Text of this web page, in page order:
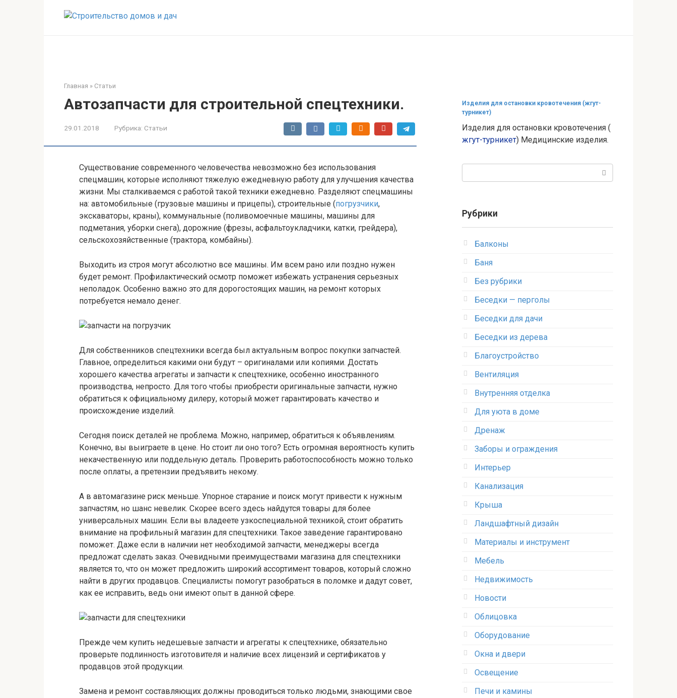
Главная » Статьи
Автозапчасти для строительной спецтехники.
29.01.2018 Рубрика: Статьи
Существование современного человечества невозможно без использования
спецмашин, которые исполняют тяжелую ежедневную работу для улучшения качества
жизни. Мы сталкиваемся с работой такой техники ежедневно. Разделяют спецмашины
на: автомобильные (грузовые машины и прицепы), строительные (погрузчики,
экскаваторы, краны), коммунальные (поливомоечные машины, машины для
подметания, уборки снега), дорожние (фрезы, асфальтоукладчики, катки, грейдера),
сельскохозяйственные (трактора, комбайны).
Выходить из строя могут абсолютно все машины. Им всем рано или поздно нужен
будет ремонт. Профилактический осмотр поможет избежать устранения серьезных
неполадок. Особенно важно это для дорогостоящих машин, на ремонт которых
потребуется немало денег.
Для собственников спецтехники всегда был актуальным вопрос покупки запчастей.
Главное, определиться какими они будут – оригиналами или копиями. Достать
хорошего качества агрегаты и запчасти к спецтехнике, особенно иностранного
производства, непросто. Для того чтобы приобрести оригинальные запчасти, нужно
обратиться к официальному дилеру, который может гарантировать качество и
происхождение изделий.
Сегодня поиск деталей не проблема. Можно, например, обратиться к объявлениям.
Конечно, вы выиграете в цене. Но стоит ли оно того? Есть огромная вероятность купить
некачественную или поддельную деталь. Проверить работоспособность можно только
после оплаты, а претензии предъявить некому.
А в автомагазине риск меньше. Упорное старание и поиск могут привести к нужным
запчастям, но шанс невелик. Скорее всего здесь найдутся товары для более
универсальных машин. Если вы владеете узкоспециальной техникой, стоит обратить
внимание на профильный магазин для спецтехники. Такое заведение гарантировано
поможет. Даже если в наличии нет необходимой запчасти, менеджеры всегда
предложат сделать заказ. Очевидными преимуществами магазина для спецтехники
является то, что он может предложить широкий ассортимент товаров, который сложно
найти в других продавцов. Специалисты помогут разобраться в поломке и дадут совет,
как ее исправить, ведь они имеют опыт в данной сфере.
Прежде чем купить недешевые запчасти и агрегаты к спецтехнике, обязательно
проверьте подлинность изготовителя и наличие всех лицензий и сертификатов у
продавцов этой продукции.
Замена и ремонт составляющих должны проводиться только людьми, знающими свое
Изделия для остановки кровотечения (жгут-
турникет)
Изделия для остановки кровотечения (
жгут-турникет) Медицинские изделия.
Рубрики
Балконы
Баня
Без рубрики
Беседки — перголы
Беседки для дачи
Беседки из дерева
Благоустройство
Вентиляция
Внутренняя отделка
Для уюта в доме
Дренаж
Заборы и ограждения
Интерьер
Канализация
Крыша
Ландшафтный дизайн
Материалы и инструмент
Мебель
Недвижимость
Новости
Облицовка
Оборудование
Окна и двери
Освещение
Печи и камины